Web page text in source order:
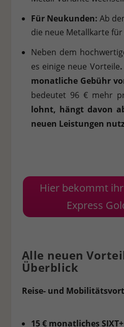
Für Neukunden: Ab
die neue Metallkarte
Neben dem
es einige neue Vorteile
monatliche Gebühr
bedeutet 96 € mehr
lohnt, hängt davon
neuen Leistungen
Hier bekommt
Express
Alle neuen
Überblick
Reise- und
15 € monatliches
Externe Medien (7)
standardmäßig blockiert. Wenn
werden, bedarf der Zugriff auf diese
Einwilligung mehr.
Cookie-